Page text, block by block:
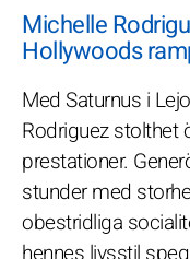
Michelle
Hollywoods
Med Saturnus i
Rodriguez stolthet
prestationer.
stunder med
obestridliga